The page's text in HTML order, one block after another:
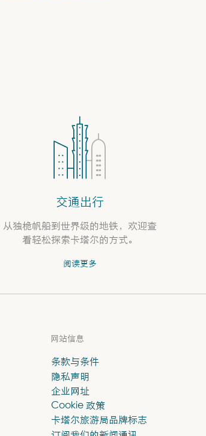
交通出行
从独桅帆船到世界级的地铁，欢迎查
看轻松探索卡塔尔的方式。
阅读更多
网站信息
条款与条件
隐私声明
企业网址
Cookie 政策
卡塔尔旅游局品牌标志